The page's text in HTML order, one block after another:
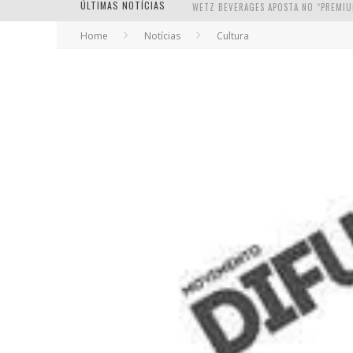
ÚLTIMAS NOTÍCIAS
Home Notícias Cultura